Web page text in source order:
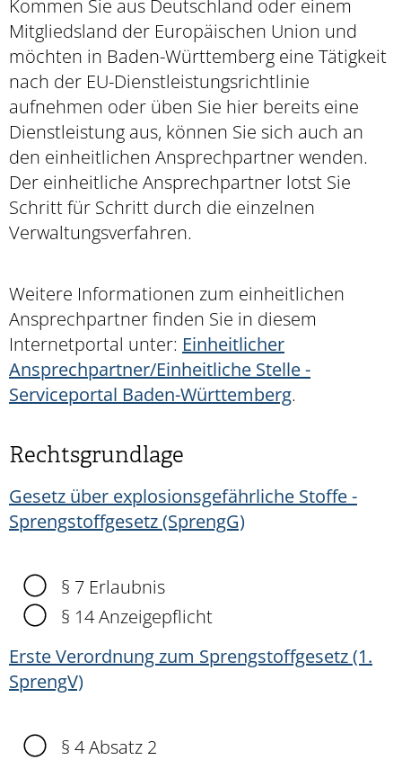
Kommen Sie aus Deutschland oder einem
Mitgliedsland der Europäischen Union und
möchten in Baden-Württemberg eine Tätigkeit
nach der EU-Dienstleistungsrichtlinie
aufnehmen oder üben Sie hier bereits eine
Dienstleistung aus, können Sie sich auch an
den einheitlichen Ansprechpartner wenden.
Der einheitliche Ansprechpartner lotst Sie
Schritt für Schritt durch die einzelnen
Verwaltungsverfahren.
Weitere Informationen zum einheitlichen
Ansprechpartner finden Sie in diesem
Internetportal unter: Einheitlicher
Ansprechpartner/Einheitliche Stelle -
Serviceportal Baden-Württemberg.
Rechtsgrundlage
Gesetz über explosionsgefährliche Stoffe -
Sprengstoffgesetz (SprengG)
§ 7 Erlaubnis
§ 14 Anzeigepflicht
Erste Verordnung zum Sprengstoffgesetz (1.
SprengV)
§ 4 Absatz 2